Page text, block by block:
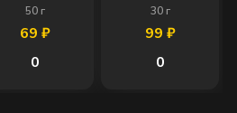
50г
69 ₽
0
30г
99 ₽
0